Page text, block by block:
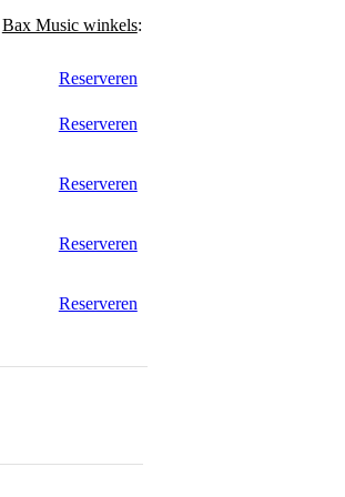
Bax Music winkels:
Reserveren
Reserveren
Reserveren
Reserveren
Reserveren